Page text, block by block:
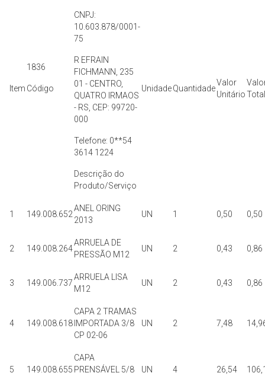
Item
1836
Código
CNPJ:
10.603.878/0001-
75
R EFRAIN
FICHMANN, 235
01 - CENTRO,
QUATRO IRMAOS
- RS, CEP: 99720-
000
Telefone: 0**54
3614 1224
Descrição do
Produto/Serviço
UnidadeQuantidade
Valor
UnitárioTotal
1 149.008.652
ANEL ORING
2013
UN 1 0,50 0,50
2 149.008.264
ARRUELA DE
PRESSÃO M12
UN 2 0,43 0,86
3 149.006.737
ARRUELA LISA
M12
UN 2 0,43 0,86
4 149.008.618
CAPA 2 TRAMAS
IMPORTADA 3/8
CP 02-06
UN 2 7,48
5 149.008.655
CAPA
PRENSÁVEL 5/8
UN 4 26,54